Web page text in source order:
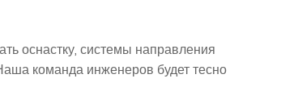
оснастку, системы направления
команда инженеров будет тесно